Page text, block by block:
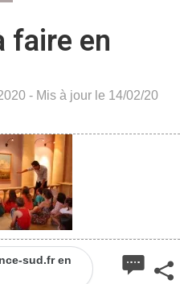
faire en
- Mis à jour le 14/02/20
sud.fr en